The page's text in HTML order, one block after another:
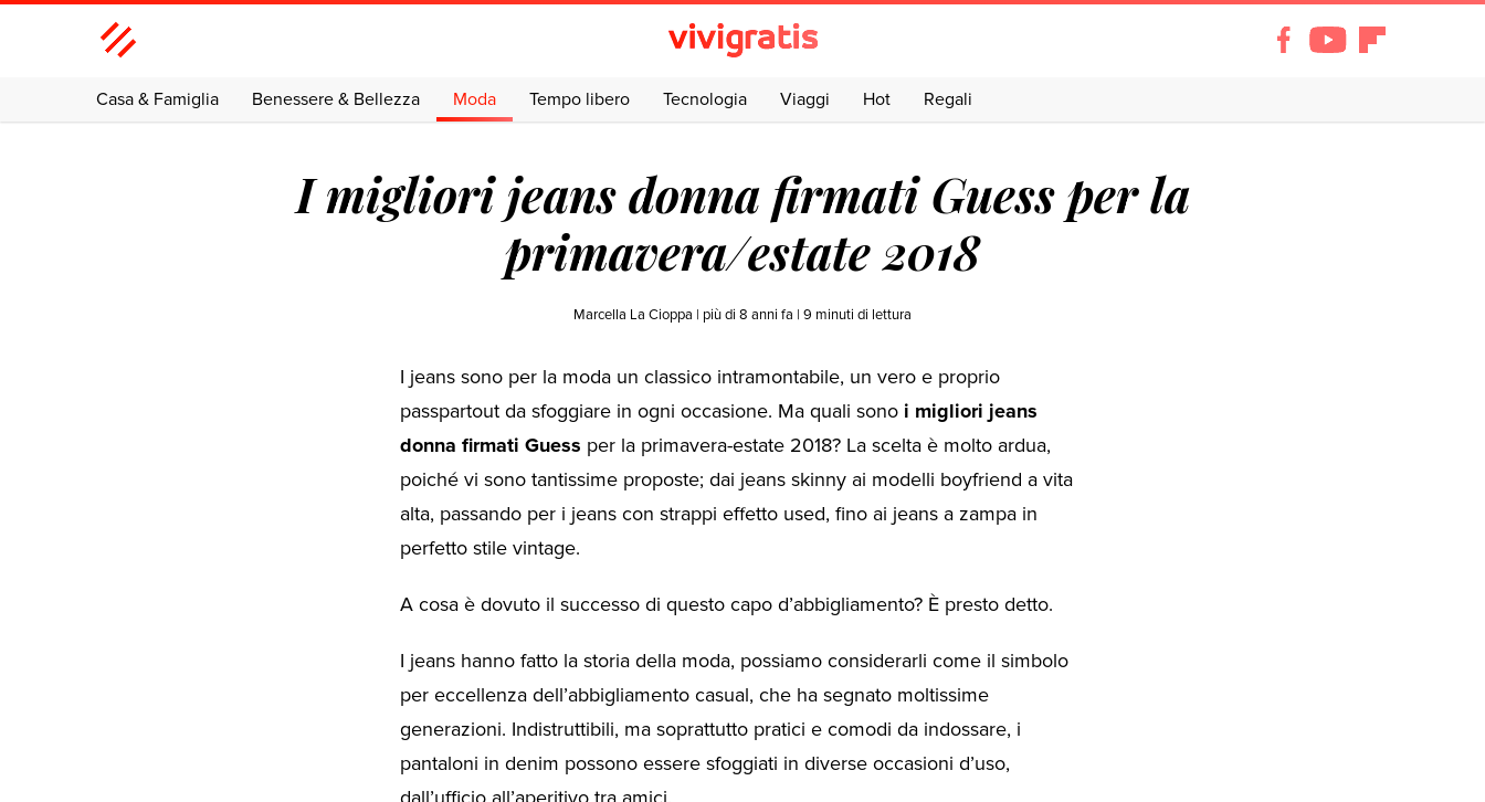
Casa & Famiglia Benessere & Bellezza Moda Tempo libero Tecnologia Viaggi Hot Regali
I migliori jeans donna firmati Guess per la
primavera/estate 2018
Marcella La Cioppa | più di 8 anni fa | 9 minuti di lettura
I jeans sono per la moda un classico intramontabile, un vero e proprio
passpartout da sfoggiare in ogni occasione. Ma quali sono i migliori jeans
donna firmati Guess per la primavera-estate 2018? La scelta è molto ardua,
poiché vi sono tantissime proposte; dai jeans skinny ai modelli boyfriend a vita
alta, passando per i jeans con strappi effetto used, fino ai jeans a zampa in
perfetto stile vintage.
A cosa è dovuto il successo di questo capo d’abbigliamento? È presto detto.
I jeans hanno fatto la storia della moda, possiamo considerarli come il simbolo
per eccellenza dell’abbigliamento casual, che ha segnato moltissime
generazioni. Indistruttibili, ma soprattutto pratici e comodi da indossare, i
pantaloni in denim possono essere sfoggiati in diverse occasioni d’uso,